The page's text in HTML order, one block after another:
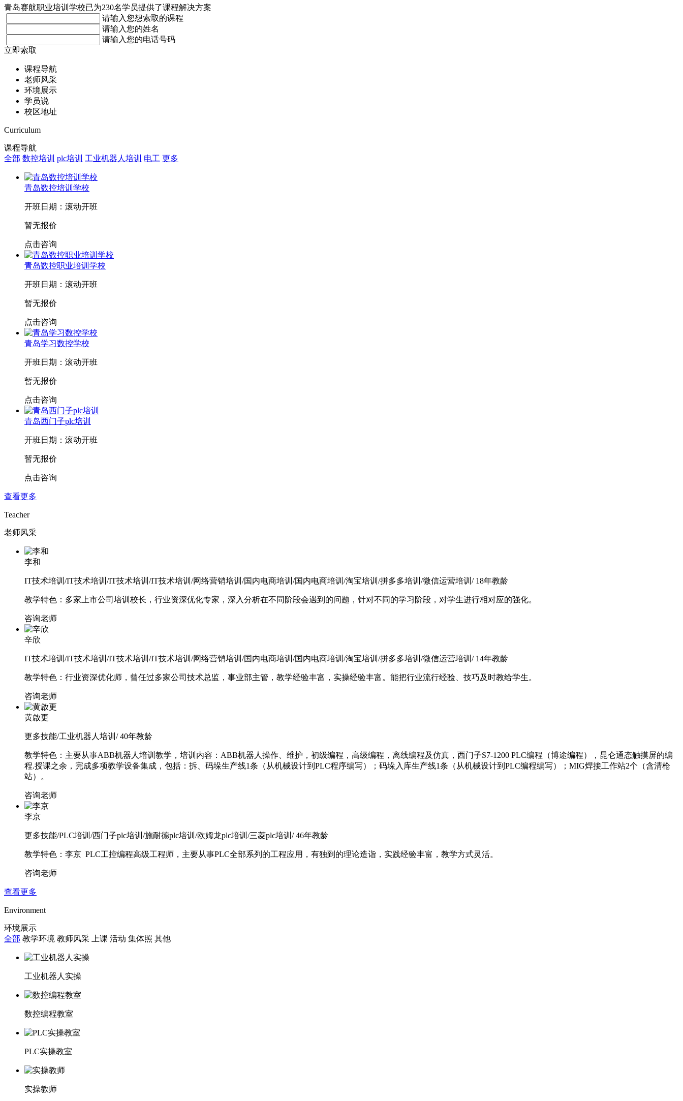
青岛赛航职业培训学校已为230名学员提供了课程解决方案
请输入您想索取的课程
请输入您的姓名
请输入您的电话号码
立即索取
课程导航
老师风采
环境展示
学员说
校区地址
Curriculum
课程导航
全部 数控培训 plc培训 工业机器人培训 电工 更多
青岛数控培训学校
开班日期：滚动开班
暂无报价
点击咨询
青岛数控职业培训学校
开班日期：滚动开班
暂无报价
点击咨询
青岛学习数控学校
开班日期：滚动开班
暂无报价
点击咨询
青岛西门子plc培训
开班日期：滚动开班
暂无报价
点击咨询
查看更多
Teacher
老师风采
李和
IT技术培训/IT技术培训/IT技术培训/IT技术培训/网络营销培训/国内电商培训/国内电商培训/淘宝培训/拼多多培训/微信运营培训/ 18年教龄
教学特色：多家上市公司培训校长，行业资深优化专家，深入分析在不同阶段会遇到的问题，针对不同的学习阶段，对学生进行相对应的强化。
咨询老师
辛欣
IT技术培训/IT技术培训/IT技术培训/IT技术培训/网络营销培训/国内电商培训/国内电商培训/淘宝培训/拼多多培训/微信运营培训/ 14年教龄
教学特色：行业资深优化师，曾任过多家公司技术总监，事业部主管，教学经验丰富，实操经验丰富。能把行业流行经验、技巧及时教给学生。
咨询老师
黄啟更
更多技能/工业机器人培训/ 40年教龄
教学特色：主要从事ABB机器人培训教学，培训内容：ABB机器人操作、维护，初级编程，高级编程，离线编程及仿真，西门子S7-1200 PLC编程（博途编程），昆仑通态触摸屏的编
程.授课之余，完成多项教学设备集成，包括：拆、码垛生产线1条（从机械设计到PLC程序编写）；码垛入库生产线1条（从机械设计到PLC编程编写）；MIG焊接工作站2个（含清枪
站）。
咨询老师
李京
更多技能/PLC培训/西门子plc培训/施耐德plc培训/欧姆龙plc培训/三菱plc培训/ 46年教龄
教学特色：李京 PLC工控编程高级工程师，主要从事PLC全部系列的工程应用，有独到的理论造诣，实践经验丰富，教学方式灵活。
咨询老师
查看更多
Environment
环境展示
全部 教学环境 教师风采 上课 活动 集体照 其他
工业机器人实操
数控编程教室
PLC实操教室
实操教师